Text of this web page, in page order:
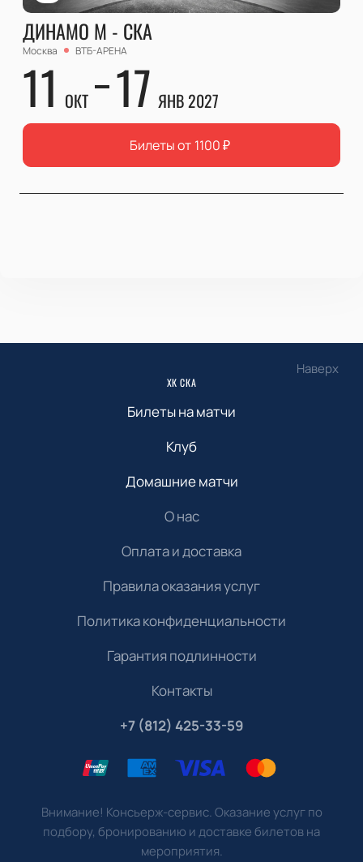
ДИНАМО М - СКА
Москва ВТБ-АРЕНА
11 ОКТ 17 ЯНВ 2027
Билеты от 1100₽
Наверх
ХК СКА
Билеты на матчи
Клуб
Домашние матчи
О нас
Оплата и доставка
Правила оказания услуг
Политика конфиденциальности
Гарантия подлинности
Контакты
+7 (812) 425-33-59
Внимание! Консьерж-сервис. Оказание услуг по
подбору, бронированию и доставке билетов на
мероприятия.